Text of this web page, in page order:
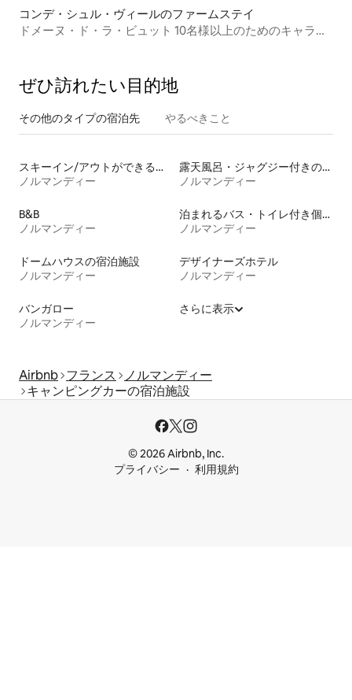
コンデ・シュル・ヴィールのファームステイ
ドメーヌ・ド・ラ・ビュット 10名様以上のためのキャラン
ぜひ訪⁠れ⁠た⁠い目⁠的⁠地
その他のタ⁠イ⁠プ⁠の宿⁠泊⁠先 やるべきこと
スキーイン/アウトができる宿泊先
ノルマンディー
露天風呂・ジャグジー付きの宿泊施設
ノルマンディー
B&B
ノルマンディー
泊まれるバス・トイレ付き個室
ノルマンディー
ドームハウスの宿泊施設
ノルマンディー
デザイナーズホテル
ノルマンディー
バンガロー
ノルマンディー
さらに表示
Airbnb フランス
ノルマンディー
キャンピングカーの宿泊施設
© 2026 Airbnb, Inc.
プライバシー
利用規約